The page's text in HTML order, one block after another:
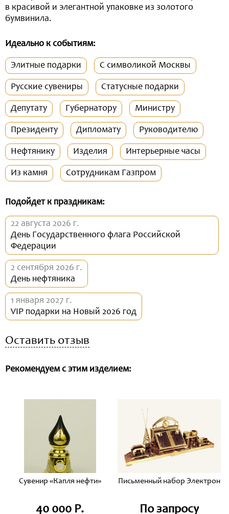
в красивой и элегантной упаковке из золотого
бумвинила.
Идеально к событиям:
Элитные подарки С символикой Москвы
Русские сувениры Статусные подарки
Депутату Губернатору Министру
Президенту Дипломату Руководителю
Нефтянику Изделия Интерьерные часы
Из камня Сотрудникам Газпром
Подойдет к праздникам:
22 августа 2026 г.
День Государственного флага Российской
Федерации
2 сентября 2026 г.
День нефтяника
1 января 2027 г.
VIP подарки на Новый 2026 год
Оставить отзыв
Рекомендуем с этим изделием:
Сувенир «Капля нефти»
40 000 Р.
Письменный набор Электрон
По запросу